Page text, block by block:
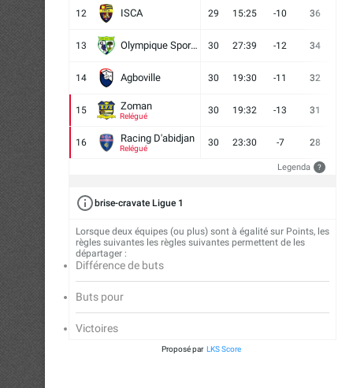
12 ISCA 29 15:25 -10 36
13 Olympique Sport d'Abobo FC 30 27:39 -12 34
14 Agboville 30 19:30 -11 32
15 Zoman
Relégué
30 19:32 -13 31
16 Racing D'abidjan
Relégué
30 23:30 -7 28
Legenda ?
brise-cravate Ligue 1
Lorsque deux équipes (ou plus) sont à égalité sur Points, les
règles suivantes les règles suivantes permettent de les
départager :
Différence de buts
Buts pour
Victoires
Proposé par LKS Score